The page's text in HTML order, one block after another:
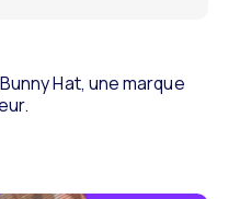
Hat, une marque